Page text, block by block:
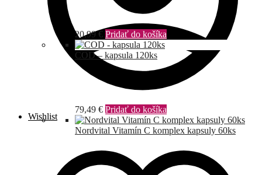
Wishlist
20,99€ Pridať do košíka
COD – kapsula 120ks
79,49 € Pridať do košíka
Nordvital Vitamín C komplex kapsuly 60ks